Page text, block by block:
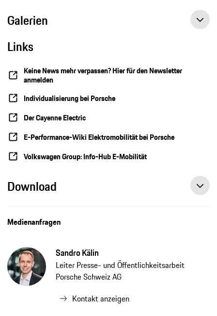
Galerien
Links
Keine News mehr verpassen? Hier für den Newsletter
anmelden
Individualisierung bei Porsche
Der Cayenne Electric
E-Performance-Wiki Elektromobilität bei Porsche
Volkswagen Group: Info-Hub E-Mobilität
Download
Medienanfragen
Sandro Kälin
Leiter Presse- und Öffentlichkeitsarbeit
Porsche Schweiz AG
Kontakt anzeigen